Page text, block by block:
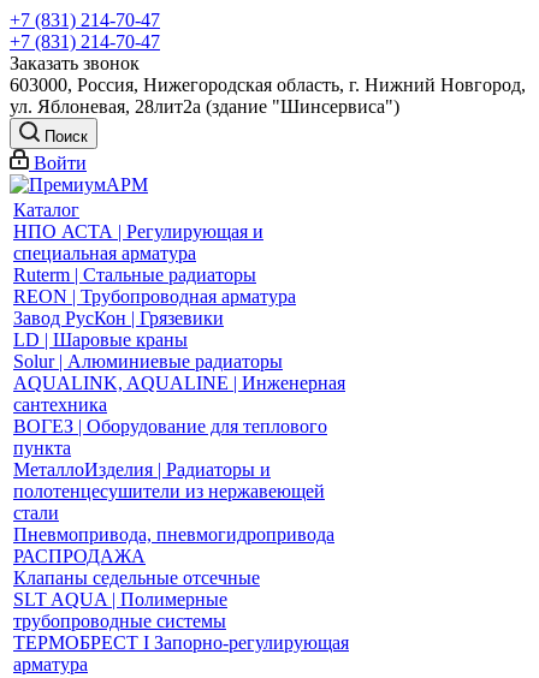
+7 (831) 214-70-47
+7 (831) 214-70-47
Заказать звонок
603000, Россия, Нижегородская область, г. Нижний Новгород,
ул. Яблоневая, 28лит2а (здание "Шинсервиса")
Поиск
Войти
Каталог
НПО АСТА | Регулирующая и
специальная арматура
Ruterm | Стальные радиаторы
REON | Трубопроводная арматура
Завод РусКон | Грязевики
LD | Шаровые краны
Solur | Алюминиевые радиаторы
AQUALINK, AQUALINE | Инженерная
сантехника
ВОГЕЗ | Оборудование для теплового
пункта
МеталлоИзделия | Радиаторы и
полотенцесушители из нержавеющей
стали
Пневмопривода, пневмогидропривода
РАСПРОДАЖА
Клапаны седельные отсечные
SLT AQUA | Полимерные
трубопроводные системы
ТЕРМОБРЕСТ І Запорно-регулирующая
арматура